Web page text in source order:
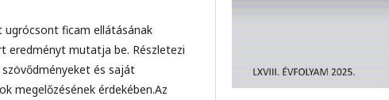
ficam ellátásának
eredményt mutatja be. Részletezi
és saját
megelőzésének érdekében.Az